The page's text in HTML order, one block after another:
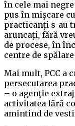
în cele mai
pus în mişcare
practicanţi s-au
aruncaţi, fără
de procese, în
centre de
Mai mult, PCC a
persecutarea
– o agenţie
activitatea fără
amintind de